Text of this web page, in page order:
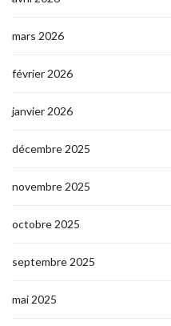
mars 2026
février 2026
janvier 2026
décembre 2025
novembre 2025
octobre 2025
septembre 2025
mai 2025